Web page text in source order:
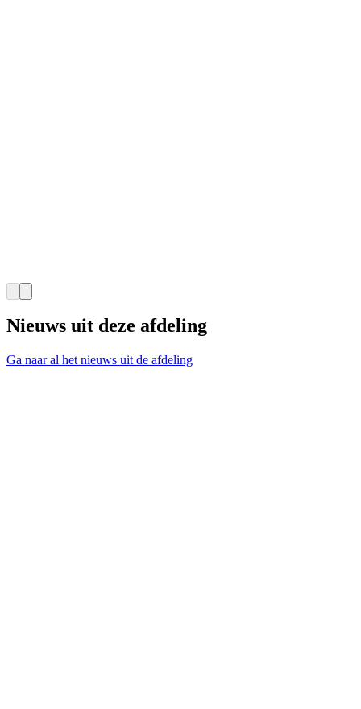
Nieuws uit deze afdeling
Ga naar al het nieuws uit de afdeling